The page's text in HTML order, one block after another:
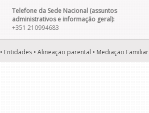
Telefone da Sede Nacional (assuntos
administrativos e informação geral):
+351 210994683
• Entidades • Alineação parental • Mediação Familiar